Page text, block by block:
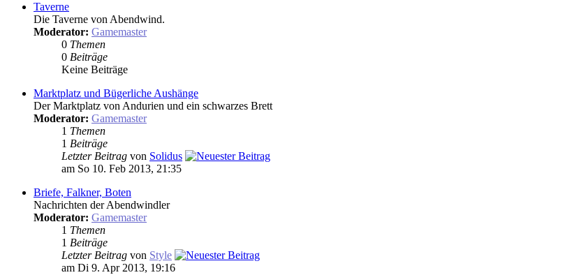
Taverne
Die Taverne von Abendwind.
Moderator: Gamemaster
0 Themen
0 Beiträge
Keine Beiträge
Marktplatz und Bügerliche Aushänge
Der Marktplatz von Andurien und ein schwarzes Brett
Moderator: Gamemaster
1 Themen
1 Beiträge
Letzter Beitrag von Solidus
am So 10. Feb 2013, 21:35
Briefe, Falkner, Boten
Nachrichten der Abendwindler
Moderator: Gamemaster
1 Themen
1 Beiträge
Letzter Beitrag von Style
am Di 9. Apr 2013, 19:16